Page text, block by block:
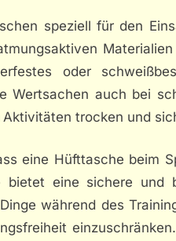
speziell für den
oder
Wertsachen auch bei
trocken und
eine Hüfttasche beim
eine sichere und
während des